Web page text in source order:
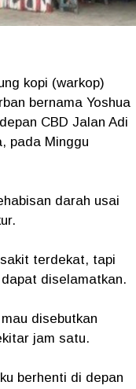
kopi (warkop)
bernama Yoshua
CBD Jalan Adi
pada Minggu
darah usai
terdekat, tapi
diselamatkan.
disebutkan
jam satu.
berhenti di depan